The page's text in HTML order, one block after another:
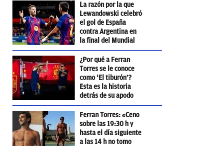
La razón por la que
Lewandowski celebró
el gol de España
contra Argentina en
la final del Mundial
¿Por qué a Ferran
Torres se le conoce
como ‘El tiburón’?
Esta es la historia
detrás de su apodo
Ferran Torres: «Ceno
sobre las 19:30 h y
hasta el día siguiente
a las 14 h no tomo